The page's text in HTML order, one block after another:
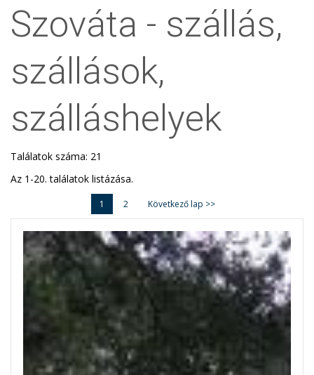
Szováta - szállás,
szállások,
szálláshelyek
Találatok száma: 21
Az 1-20. találatok listázása.
1 2 Következő lap >>